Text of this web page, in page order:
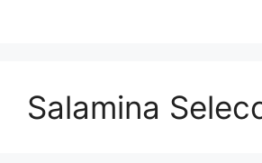
Salamina